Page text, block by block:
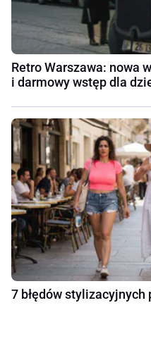
Retro Warszawa: nowa
i darmowy wstęp dla
7 błędów stylizacyjnych